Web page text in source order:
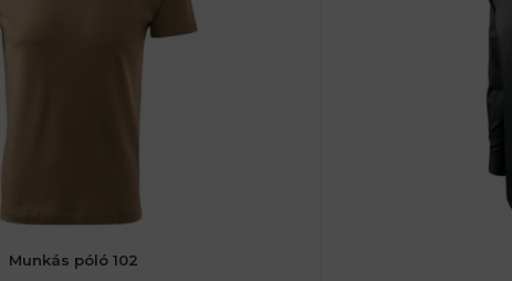
Munkás póló 102